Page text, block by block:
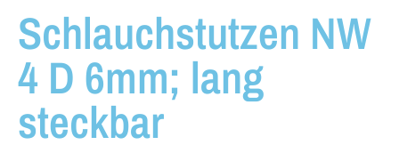
Schlauchstutzen NW
4 D 6mm; lang
steckbar